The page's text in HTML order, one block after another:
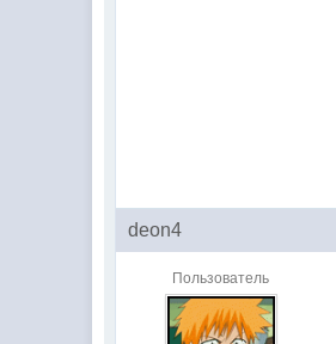
deon4
Пользователь